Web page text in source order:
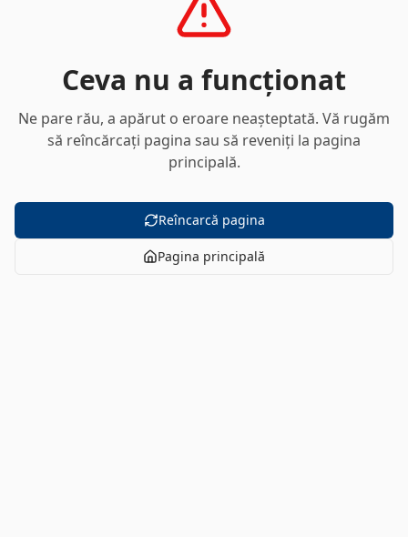
Ceva nu a funcționat
Ne pare rău, a apărut o eroare neașteptată. Vă rugăm
să reîncărcați pagina sau să reveniți la pagina
principală.
Reîncarcă pagina
Pagina principală